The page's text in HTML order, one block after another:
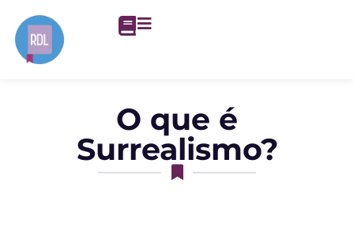
O que é
Surrealismo?